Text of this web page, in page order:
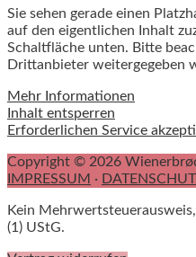
Sie sehen gerade einen
auf den eigentlichen Inhalt
Schaltfläche unten. Bitte
Drittanbieter weitergegeben
Mehr Informationen
Inhalt entsperren
Erforderlichen Service
Copyright © 2026
IMPRESSUM ·
Kein
(1) UStG.